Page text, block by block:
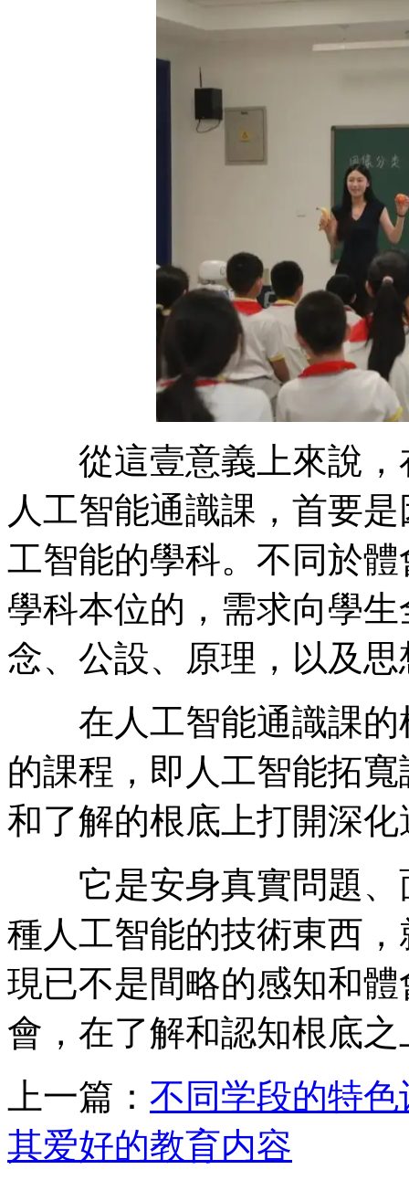
從這壹意義上來說，
人工智能通識課，首要
工智能的學科。不同於
學科本位的，需求向學
念、公設、原理，以及
在人工智能通識課的
的課程，即人工智能拓
和了解的根底上打開深
它是安身真實問題、
種人工智能的技術東西
現已不是間略的感知和
會，在了解和認知根底
上一篇： 不同学段的特
其爱好的教育内容